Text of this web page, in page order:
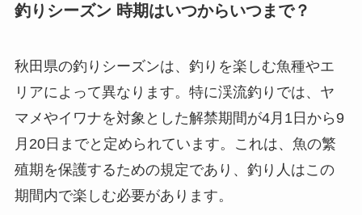
釣りシーズン 時期はいつからいつまで？
秋田県の釣りシーズンは、釣りを楽しむ魚種やエ
リアによって異なります。特に渓流釣りでは、ヤ
マメやイワナを対象とした解禁期間が4月1日から9
月20日までと定められています。これは、魚の繁
殖期を保護するための規定であり、釣り人はこの
期間内で楽しむ必要があります。